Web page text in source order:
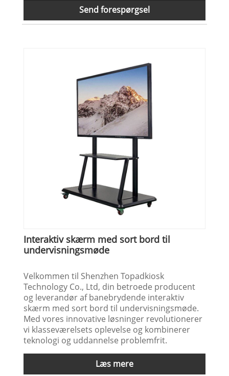
Send forespørgsel
Interaktiv skærm med sort bord til
undervisningsmøde
Velkommen til Shenzhen Topadkiosk
Technology Co., Ltd, din betroede producent
og leverandør af banebrydende interaktiv
skærm med sort bord til undervisningsmøde.
Med vores innovative løsninger revolutionerer
vi klasseværelsets oplevelse og kombinerer
teknologi og uddannelse problemfrit.
Læs mere